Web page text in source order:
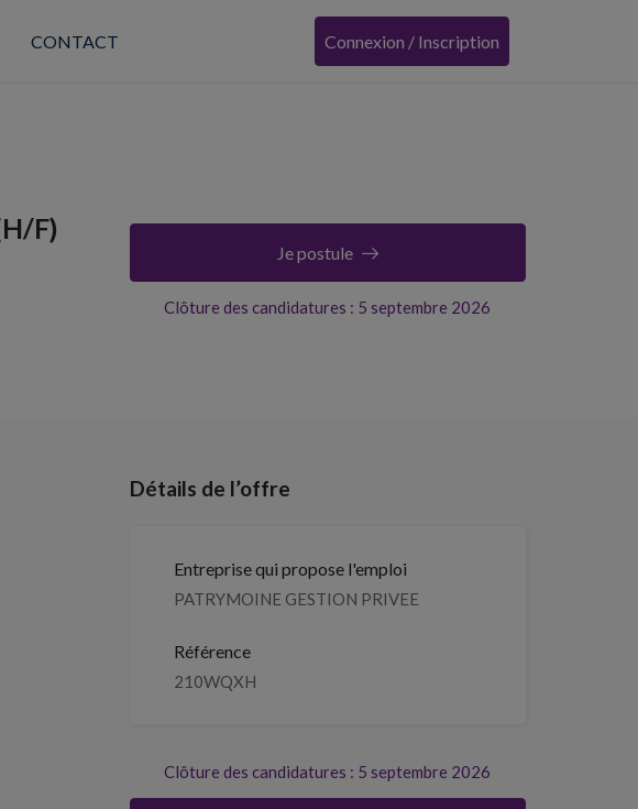
CONTACT Connexion / Inscription
F)
Clôture des candidatures : 5 septembre 2026
Je postule
Détails de l’offre
Entreprise qui propose l'emploi
PATRYMOINE GESTION PRIVEE
Référence
210WQXH
Clôture des candidatures : 5 septembre 2026